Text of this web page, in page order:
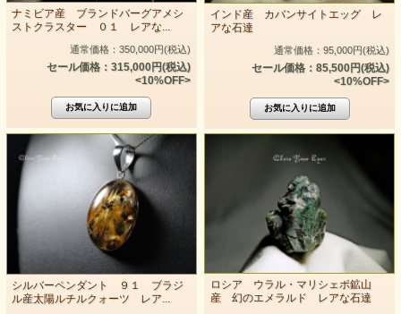
ナミビア産 ブランドバーグアメシ
ストクラスター ０１ レアな...
通常価格：350,000円(税込)
セール価格：315,000円(税込)
<10%OFF>
インド産 カバンサイトエッグ レ
アな石達
通常価格：95,000円(税込)
セール価格：85,500円(税込)
<10%OFF>
シルバーペンダント ９１ ブラジ
ル産太陽ルチルクォーツ レア...
ロシア ウラル・マリシェポ鉱山
産 幻のエメラルド レアな石達